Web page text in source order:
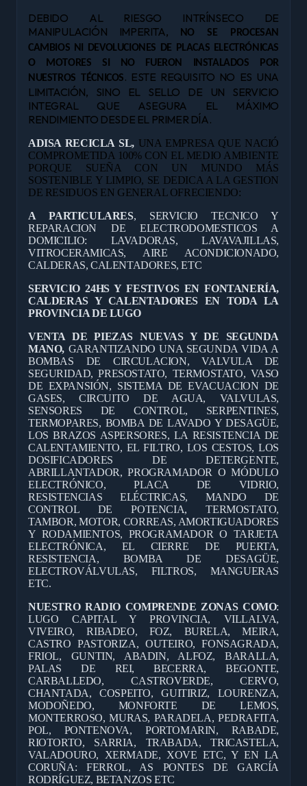
DEBIDO AL RIESGO INTRÍNSECO DE
MANIPULACIÓN IMPERITA,
NO SE PROCESAN
CAMBIOS NI DEVOLUCIONES DE PLACAS ELECTRÓNICAS
O MOTORES SI NO FUERON INSTALADOS POR
NUESTROS TÉCNICOS. ESTE REQUISITO NO ES UNA
LIMITACIÓN, SINO EL SELLO DE UN SERVICIO
INTEGRAL QUE ASEGURA EL MÁXIMO
RENDIMIENTO DESDE EL PRIMER DÍA.
ADISA RECICLA SL, UNA EMPRESA QUE NACIÓ
COMPROMETIDA 100% CON EL MEDIO AMBIENTE
PORQUE SUEÑA CON UN MUNDO MÁS
SOSTENIBLE Y LIMPIO, SE DEDICA A LA GESTION
DE RESIDUOS EN GENERAL OFRECIENDO:
A PARTICULARES, SERVICIO TECNICO Y
REPARACION DE ELECTRODOMESTICOS A
DOMICILIO: LAVADORAS, LAVAVAJILLAS,
VITROCERAMICAS, AIRE ACONDICIONADO,
CALDERAS, CALENTADORES, ETC
SERVICIO 24HS Y FESTIVOS EN FONTANERÍA,
CALDERAS Y CALENTADORES EN TODA LA
PROVINCIA DE LUGO
VENTA DE PIEZAS NUEVAS Y DE SEGUNDA
MANO, GARANTIZANDO UNA SEGUNDA VIDA A
BOMBAS DE CIRCULACION, VALVULA DE
SEGURIDAD, PRESOSTATO, TERMOSTATO, VASO
DE EXPANSIÓN, SISTEMA DE EVACUACION DE
GASES, CIRCUITO DE AGUA, VALVULAS,
SENSORES DE CONTROL, SERPENTINES,
TERMOPARES, BOMBA DE LAVADO Y DESAGÜE,
LOS BRAZOS ASPERSORES, LA RESISTENCIA DE
CALENTAMIENTO, EL FILTRO, LOS CESTOS, LOS
DOSIFICADORES DE DETERGENTE,
ABRILLANTADOR, PROGRAMADOR O MÓDULO
ELECTRÓNICO, PLACA DE VIDRIO,
RESISTENCIAS ELÉCTRICAS, MANDO DE
CONTROL DE POTENCIA, TERMOSTATO,
TAMBOR, MOTOR, CORREAS, AMORTIGUADORES
Y RODAMIENTOS, PROGRAMADOR O TARJETA
ELECTRÓNICA, EL CIERRE DE PUERTA,
RESISTENCIA, BOMBA DE DESAGÜE,
ELECTROVÁLVULAS, FILTROS, MANGUERAS
ETC.
NUESTRO RADIO COMPRENDE ZONAS COMO:
LUGO CAPITAL Y PROVINCIA, VILLALVA,
VIVEIRO, RIBADEO, FOZ, BURELA, MEIRA,
CASTRO PASTORIZA, OUTEIRO, FONSAGRADA,
FRIOL, GUNTIN, ABADIN, ALFOZ, BARALLA,
PALAS DE REI, BECERRA, BEGONTE,
CARBALLEDO, CASTROVERDE, CERVO,
CHANTADA, COSPEITO, GUITIRIZ, LOURENZA,
MODOÑEDO, MONFORTE DE LEMOS,
MONTERROSO, MURAS, PARADELA, PEDRAFITA,
POL, PONTENOVA, PORTOMARIN, RABADE,
RIOTORTO, SARRIA, TRABADA, TRICASTELA,
VALADOURO, XERMADE, XOVE ETC, Y EN LA
CORUÑA: FERROL, AS PONTES DE GARCÍA
RODRÍGUEZ, BETANZOS ETC